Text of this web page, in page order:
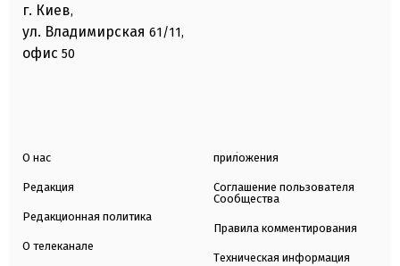
г. Киев,
ул. Владимирская 61/11,
офис 50
О нас
Редакция
Редакционная политика
О телеканале
приложения
Соглашение пользователя
Сообщества
Правила комментирования
Техническая информация